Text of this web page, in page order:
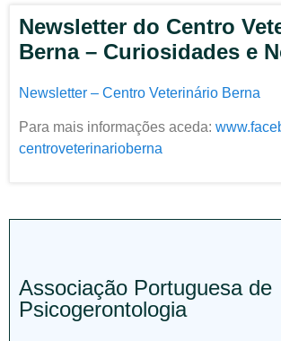
Newsletter do Centro
Berna – Curiosidades e
Newsletter – Centro Veterinário Berna
Para mais informações aceda:
centroveterinarioberna
Associação Portuguesa de
Psicogerontologia